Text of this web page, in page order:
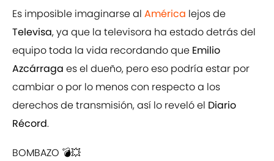
Es imposible imaginarse al América lejos de
Televisa, ya que la televisora ha estado detrás del
equipo toda la vida recordando que Emilio
Azcárraga es el dueño, pero eso podría estar por
cambiar o por lo menos con respecto a los
derechos de transmisión, así lo reveló el Diario
Récord.
BOMBAZO 💣💥